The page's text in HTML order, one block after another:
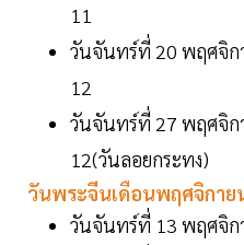
11
วันจันทร์ที่ 20 พฤศจิก
12
วันจันทร์ที่ 27 พฤศจิก
12(วันลอยกระทง)
วันพระจีนเดือนพฤศจิกาย
วันจันทร์ที่ 13 พฤศจิก